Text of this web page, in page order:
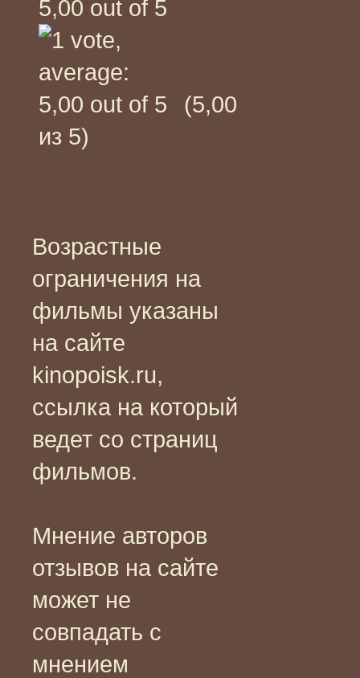
(5,00
из 5)
Возрастные
ограничения на
фильмы указаны
на сайте
kinopoisk.ru,
ссылка на который
ведет со страниц
фильмов.
Мнение авторов
отзывов на сайте
может не
совпадать с
мнением